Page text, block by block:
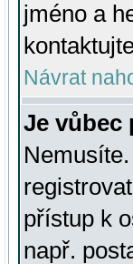
jméno a
Návrat
Je vůbec
přístup k
např.